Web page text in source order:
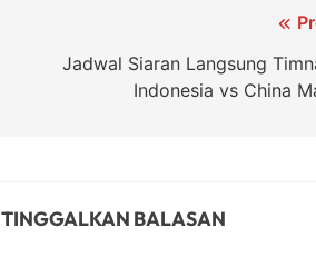
Jadwal Siaran Langsung
Indonesia vs China
TINGGALKAN BALASAN